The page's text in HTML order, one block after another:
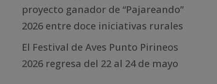
proyecto ganador de “Pajareando”
2026 entre doce iniciativas rurales
El Festival de Aves Punto Pirineos
2026 regresa del 22 al 24 de mayo